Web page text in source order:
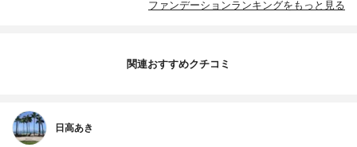
ファンデーションランキングをもっと見る
関連おすすめクチコミ
日高あき